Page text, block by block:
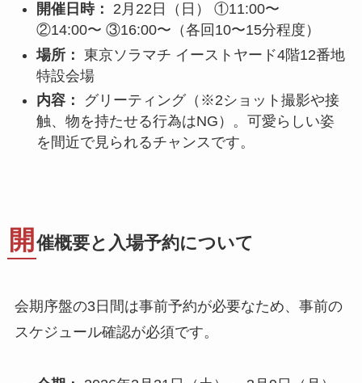
開催日時：
2月22日（日） ①11:00〜
②14:00〜 ③16:00〜（各回10〜15分程度）
場所： 東京ソラマチ イーストヤード4階12番地
特設会場
内容：
グリーティング（※2ショット撮影や接
触、物を持たせる行為はNG）。可愛らしい姿
を間近で見られるチャンスです。
開 催概要と入場予約について
会期序盤の3日間は事前予約が必要なため、事前の
スケジュール確認が必須です。